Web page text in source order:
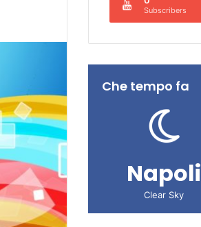
Subscribers
Che tempo fa
Napoli
Clear Sky